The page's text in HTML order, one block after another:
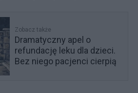
Zobacz także
Dramatyczny apel o
refundację leku dla dzieci.
Bez niego pacjenci cierpią